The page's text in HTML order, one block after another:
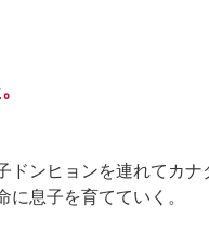
ンヒョンを連れてカ
息子を育てていく。